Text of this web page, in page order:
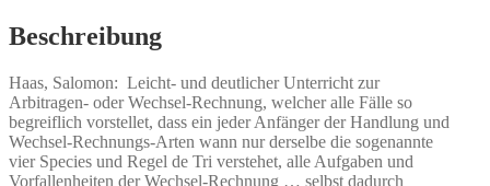
zur
Arbitragen-
Wechsel-
Rechnung,
welcher
alle
Fälle
Beschreibung
Haas, Salomon: Leicht- und deutlicher Unterricht zur
Arbitragen- oder Wechsel-Rechnung, welcher alle Fälle so
begreiflich vorstellet, dass ein jeder Anfänger der Handlung und
Wechsel-Rechnungs-Arten wann nur derselbe die sogenannte
vier Species und Regel de Tri verstehet, alle Aufgaben und
Vorfallenheiten der Wechsel-Rechnung … selbst dadurch